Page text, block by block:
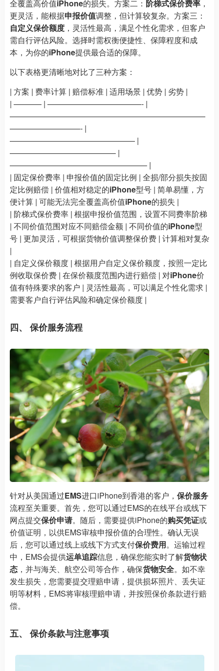
全覆盖高价值iPhone的损失。方案二： 阶梯式保价费率 ，
更灵活，能根据申报价值调整，但计算较复杂。方案三：
自定义保价额度 ，灵活性最高，满足个性化需求，但客户
需自行评估风险。选择时需权衡便捷性、保障程度和成
本，为你的iPhone提供最合适的保障。
以下表格更清晰地对比了三种方案：
| 方案 | 费率计算 | 赔偿标准 | 适用场景 | 优势 | 劣势 |
| ———– | ————————————- |
—————————————————————————
—————————- |
———————————————— |
—————————————– |
—————————————————– |
| 固定保价费率 | 申报价值的固定比例 | 全损/部分损失按固
定比例赔偿 | 价值相对稳定的iPhone型号 | 简单易懂，方
便计算 | 可能无法完全覆盖高价值iPhone的损失 |
| 阶梯式保价费率 | 根据申报价值范围，设置不同费率阶梯
| 不同价值范围对应不同赔偿金额 | 不同价值的iPhone型
号 | 更加灵活，可根据货物价值调整保价费 | 计算相对复杂
|
| 自定义保价额度 | 根据用户自定义保价额度，按照一定比
例收取保价费 | 在保价额度范围内进行赔偿 | 对iPhone价
值有特殊要求的客户 | 灵活性最高，可以满足个性化需求 |
需要客户自行评估风险和确定保价额度 |
四、 保价服务流程
针对从美国通过EMS进口iPhone到香港的客户， 保价服务
流程至关重要。首先，您可以通过EMS的在线平台或线下
网点提交保价申请。随后，需要提供iPhone的购买凭证或
价值证明，以供EMS审核申报价值的合理性。确认无误
后，您可以通过线上或线下方式支付保价费用。运输过程
中，EMS会提供运单追踪信息，确保您能实时了解货物状
态 ，并与海关、航空公司等合作，确保货物安全。如不幸
发生损失，您需要提交理赔申请，提供损坏照片、丢失证
明等材料，EMS将审核理赔申请，并按照保价条款进行赔
偿。
五、 保价条款与注意事项